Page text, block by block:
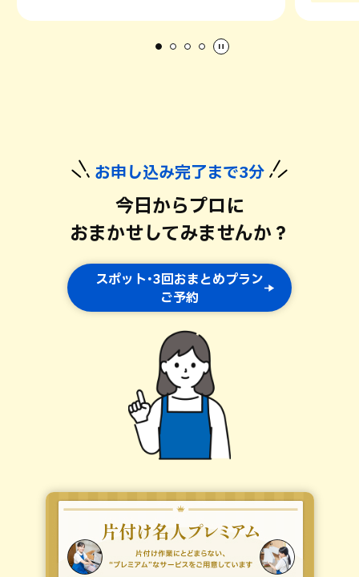
お申し込み完了まで3分
今日からプロに
おまかせしてみませんか？
スポット･3回おまとめプラン
ご予約